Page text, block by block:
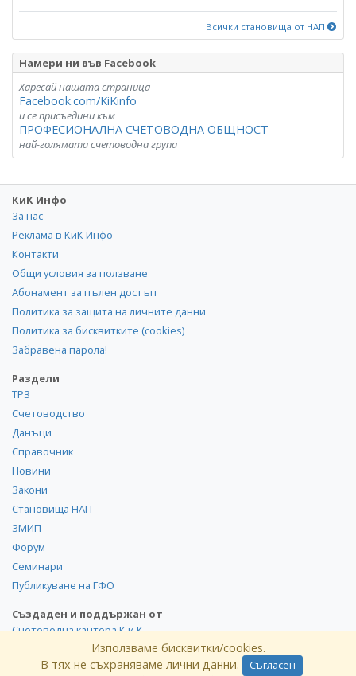
Всички становища от НАП
Намери ни във Facebook
Харесай нашата страница
Facebook.com/KiKinfo
и се присъедини към
ПРОФЕСИОНАЛНА СЧЕТОВОДНА ОБЩНОСТ
най-голямата счетоводна група
КиК Инфо
За нас
Реклама в КиК Инфо
Контакти
Общи условия за ползване
Абонамент за пълен достъп
Политика за защита на личните данни
Политика за бисквитките (cookies)
Забравена парола!
Раздели
ТРЗ
Счетоводство
Данъци
Справочник
Новини
Закони
Становища НАП
ЗМИП
Форум
Семинари
Публикуване на ГФО
Създаден и поддържан от
Счетоводна кантора К и К
.info
2008-2026 Всички права запазени. Използването и
Използваме бисквитки/cookies.
В тях не съхраняваме лични данни.
Съгласен